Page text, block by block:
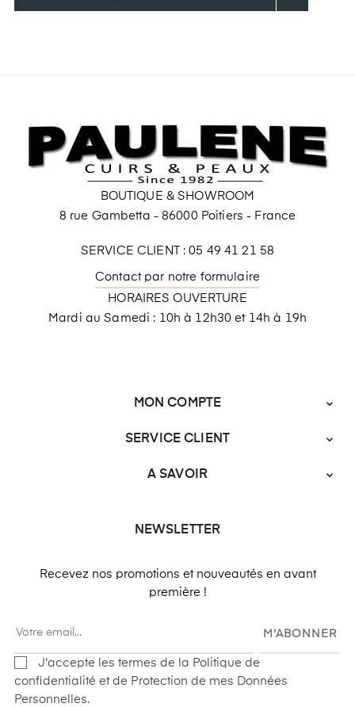
BOUTIQUE & SHOWROOM
8 rue Gambetta - 86000 Poitiers - France
SERVICE CLIENT : 05 49 41 21 58
Contact par notre formulaire
HORAIRES OUVERTURE
Mardi au Samedi : 10h à 12h30 et 14h à 19h
MON COMPTE 
SERVICE CLIENT 
A SAVOIR 
NEWSLETTER
Recevez nos promotions et nouveautés en avant
première !
M'ABONNER
J'accepte les termes de la Politique de
confidentialité et de Protection de mes Données
Personnelles.